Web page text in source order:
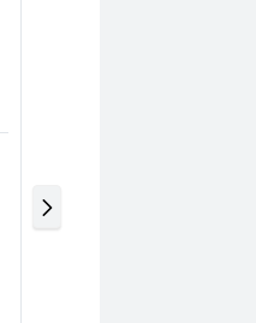
Brillante 0.96 Lts Sherwin
Williams